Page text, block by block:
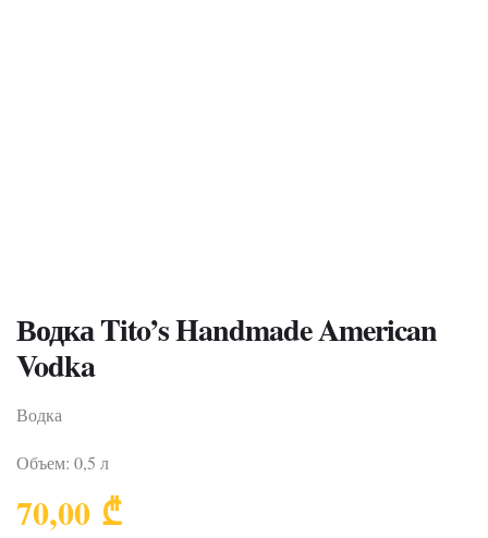
Водка Tito’s Handmade American
Vodka
Водка
Объем: 0,5 л
70,00 ₾